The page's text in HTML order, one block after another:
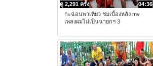
04:36
ดู 2,291 ครั้ง
กะฉ่อนพาเที่ยว ชมเบื้องหลัง mv
เพลงผมไม่เป็นนายกฯ 3